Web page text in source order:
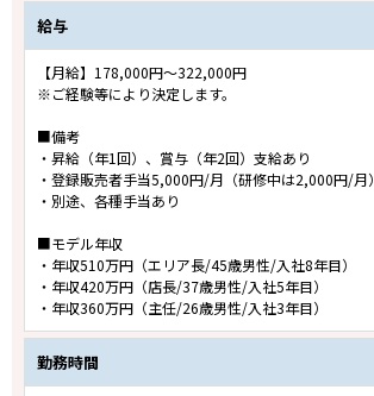
給与
【月給】178,000円～322,000円
※ご経験等により決定します。
■備考
・昇給（年1回）、賞与（年2回）支給あり
・登録販売者手当5,000円/月（研修中は2,000円/月）
・別途、各種手当あり
■モデル年収
・年収510万円（エリア長/45歳男性/入社8年目）
・年収420万円（店長/37歳男性/入社5年目）
・年収360万円（主任/26歳男性/入社3年目）
勤務時間